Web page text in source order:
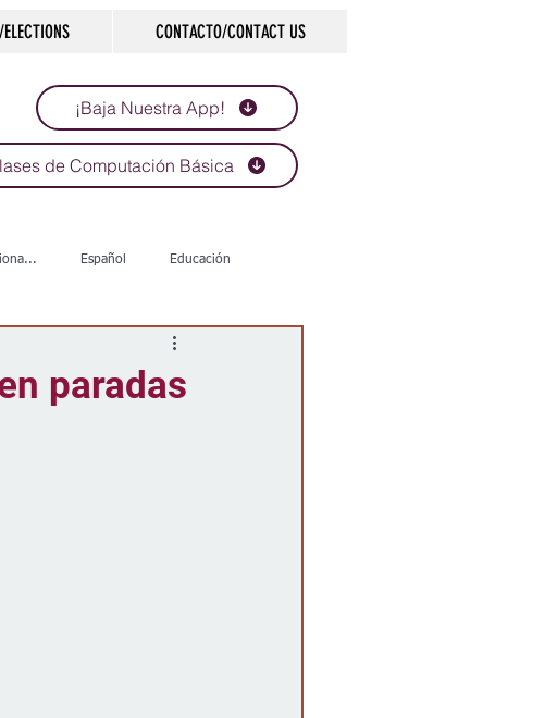
CONTACTO/CONTACT US
¡Baja Nuestra App!
de Computación Básica
Español Educación
paradas